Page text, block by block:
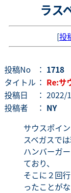
ラス
[投
投稿No ： 1718
タイトル ： Re:サ
投稿日
：
投稿者
： NY
サウスポイ
スベガスで
ハンバーガ
ており、
そこに２回
ったことがな